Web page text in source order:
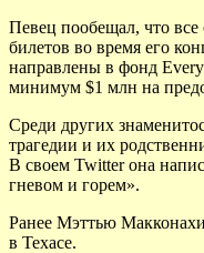
Певец пообещал, что
билетов во время его
направлены в фонд
минимум $1 млн на
Среди других
трагедии и их
В своем Twitter она
гневом и горем».
Ранее Мэттью
в Техасе.